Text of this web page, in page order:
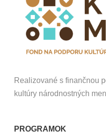
Realizované s finančnou
kultúry národnostných
PROGRAMOK